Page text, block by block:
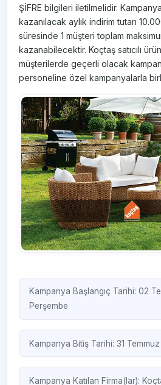
ŞİFRE bilgileri iletilmelidir.
kazanılacak aylık indirim tutarı
süresinde 1 müşteri toplam
kazanabilecektir. Koçtaş satıcılı
müşterilerde geçerli olacak
personeline özel kampanyalarla
Kampanya Başlangıç Tarihi: 02
Perşembe
Kampanya Bitiş Tarihi: 31
Kampanya Katılan Firma(lar):